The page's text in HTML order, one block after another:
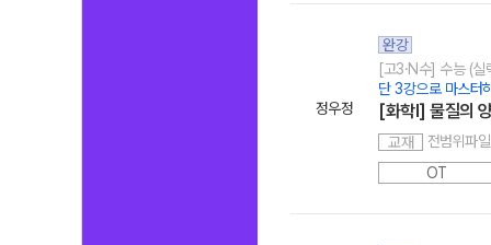
정우정
완강
[고3·N수] 수능 (실
단 3강으로 마스
[화학l] 물질의
교재
전범위파일
OT